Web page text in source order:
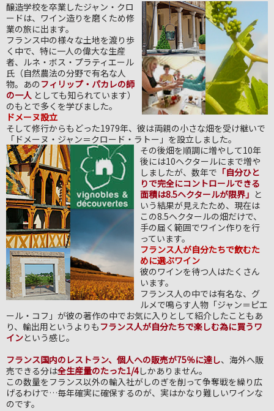
醸造学校を卒業したジャン・クロ
ードは、ワイン造りを磨くため修
業の旅に出ます。
フランス中の様々な土地を渡り歩
く中で、特に一人の偉大な生産
者、ルネ・ボス・プラティエール
氏（自然農法の分野で有名な人
物。あの フィリップ・パカレの師
の一人 としても知られています）
のもとで多くを学びました。
ドメーヌ設立
そして修行からもどった1979年、彼は両親の小さな畑を受け継いで
「ドメーヌ・ジャン＝クロード・ラトー」を設立しました。
その後畑を順調に増やして10年
後には10ヘクタールにまで増や
しましたが、数年で 「自分ひと
りで完全にコントロールできる
面積は8.5ヘクタールが限界」 と
いう結果が見えたため、現在は
この8.5ヘクタールの畑だけで、
手の届く範囲でワイン作りを行
っています。
フランス人が自分たちで飲むた
めに選ぶワイン
彼のワインを待つ人はたくさん
います。
フランス人の中では有名な、グ
ルメで鳴らす人物「ジャン＝ピエ
ール・コフ」が彼の著作の中でお気に入りとして紹介したこともあ
り、輸出用というよりも フランス人が自分たちで楽しむ為に買うワ
インという感じ。
フランス国内のレストラン、個人への販売が75％に達し、海外へ販
売できる分は全生産量のたった1/4しかありません。
この数量をフランス以外の輸入社がしのぎを削って争奪戦を繰り広
げるわけで…毎年確実に確保するのが、実はかなり難しいワインな
のです。